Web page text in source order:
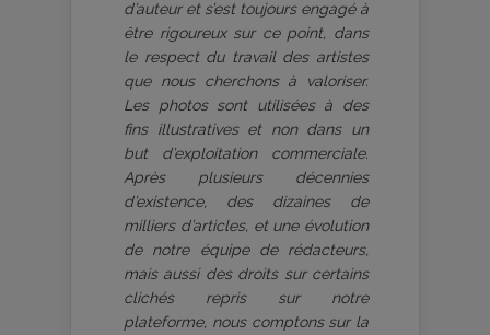
d’auteur et s’est toujours engagé à
être rigoureux sur ce point, dans
le respect du travail des artistes
que nous cherchons à valoriser.
Les photos sont utilisées à des
fins illustratives et non dans un
but d’exploitation commerciale.
Après plusieurs décennies
d’existence, des dizaines de
milliers d’articles, et une évolution
de notre équipe de rédacteurs,
mais aussi des droits sur certains
clichés repris sur notre
plateforme, nous comptons sur la